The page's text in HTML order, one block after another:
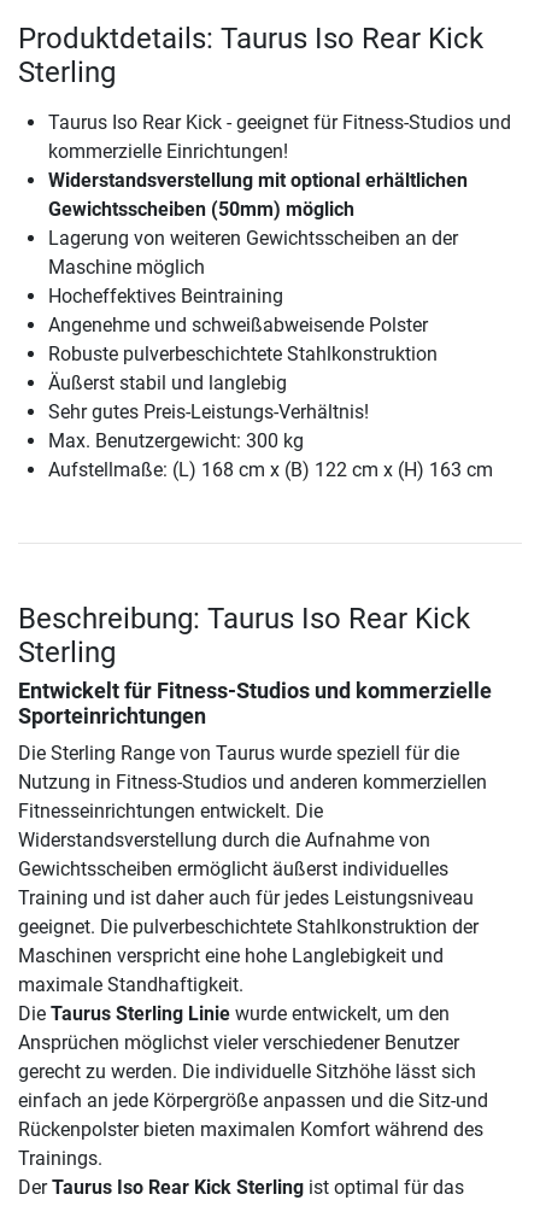
Produktdetails: Taurus Iso Rear Kick
Sterling
Taurus Iso Rear Kick - geeignet für Fitness-Studios und
kommerzielle Einrichtungen!
Widerstandsverstellung mit optional erhältlichen
Gewichtsscheiben (50mm) möglich
Lagerung von weiteren Gewichtsscheiben an der
Maschine möglich
Hocheffektives Beintraining
Angenehme und schweißabweisende Polster
Robuste pulverbeschichtete Stahlkonstruktion
Äußerst stabil und langlebig
Sehr gutes Preis-Leistungs-Verhältnis!
Max. Benutzergewicht: 300 kg
Aufstellmaße: (L) 168 cm x (B) 122 cm x (H) 163 cm
Beschreibung: Taurus Iso Rear Kick
Sterling
Entwickelt für Fitness-Studios und kommerzielle
Sporteinrichtungen
Die Sterling Range von Taurus wurde speziell für die
Nutzung in Fitness-Studios und anderen kommerziellen
Fitnesseinrichtungen entwickelt. Die
Widerstandsverstellung durch die Aufnahme von
Gewichtsscheiben ermöglicht äußerst individuelles
Training und ist daher auch für jedes Leistungsniveau
geeignet. Die pulverbeschichtete Stahlkonstruktion der
Maschinen verspricht eine hohe Langlebigkeit und
maximale Standhaftigkeit.
Die Taurus Sterling Linie wurde entwickelt, um den
Ansprüchen möglichst vieler verschiedener Benutzer
gerecht zu werden. Die individuelle Sitzhöhe lässt sich
einfach an jede Körpergröße anpassen und die Sitz-und
Rückenpolster bieten maximalen Komfort während des
Trainings.
DerTaurus Iso Rear Kick Sterling ist optimal für das